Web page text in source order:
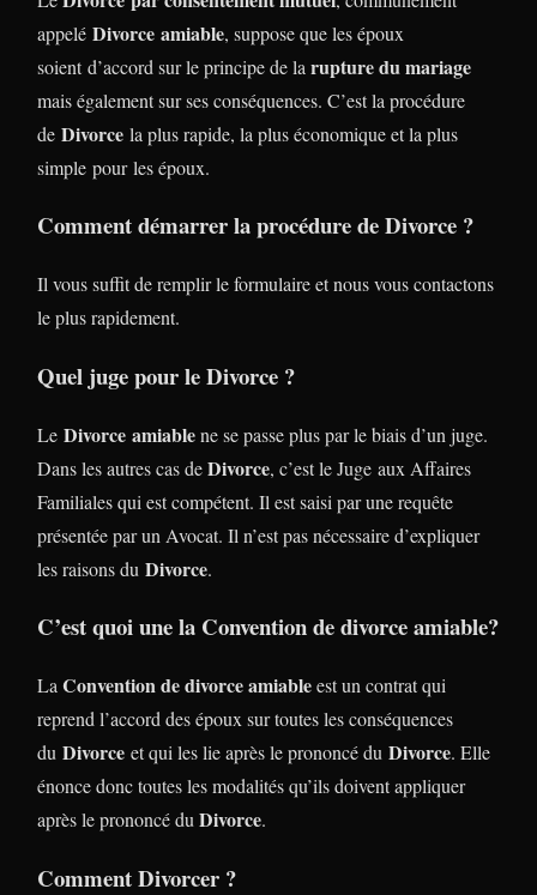
appelé Divorce amiable, suppose que les époux
soient d’accord sur le principe de la rupture du mariage
mais également sur ses conséquences. C’est la procédure
de Divorce la plus rapide, la plus économique et la plus
simple pour les époux.
Comment démarrer la procédure de Divorce ?
Il vous suffit de remplir le formulaire et nous vous contactons
le plus rapidement.
Quel juge pour le Divorce ?
Le Divorce amiablene se passe plus par le biais d’un juge.
Dans les autres cas deDivorce, c’est le Juge aux Affaires
Familiales qui est compétent. Il est saisi par une requête
présentée par un Avocat. Il n’est pas nécessaire d’expliquer
les raisons du Divorce.
C’est quoi une la Convention de divorce amiable?
La Convention de divorce amiableest un contrat qui
reprend l’accord des époux sur toutes les conséquences
du Divorce et qui les lie après le prononcé du Divorce. Elle
énonce donc toutes les modalités qu’ils doivent appliquer
après le prononcé du Divorce.
Comment Divorcer ?